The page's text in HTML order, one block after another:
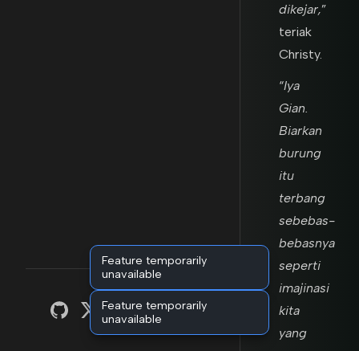
dikejar,”
teriak
Christy.
“Iya
Gian.
Biarkan
burung
itu
terbang
sebebas-
bebasnya
seperti
imajinasi
kita
yang
Feature temporarily
unavailable
Feature temporarily
unavailable